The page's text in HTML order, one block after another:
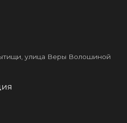
улица Веры Волошиной